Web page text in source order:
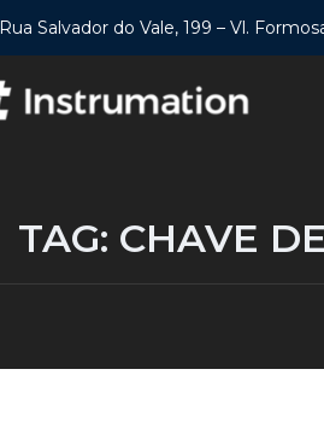
Rua Salvador do Vale, 199 – Vl.
TAG: CHAVE